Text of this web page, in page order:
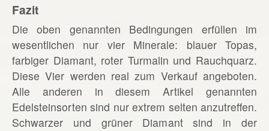
Fazit
Die oben genannten Bedingungen erfüllen im
wesentlichen nur vier Minerale: blauer Topas,
farbiger Diamant, roter Turmalin und Rauchquarz.
Diese Vier werden real zum Verkauf angeboten.
Alle anderen in diesem Artikel genannten
Edelsteinsorten sind nur extrem selten anzutreffen.
Schwarzer und grüner Diamant sind in der